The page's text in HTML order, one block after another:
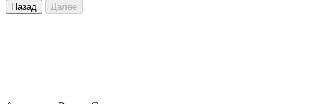
Назад Далее